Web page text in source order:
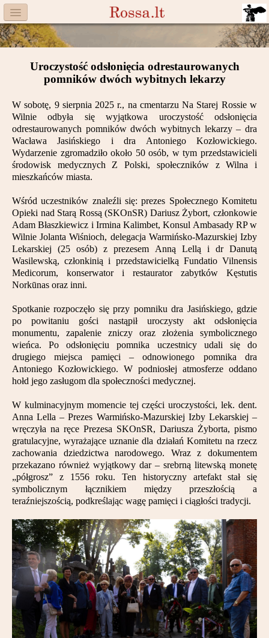
Menu
Facebook
Komitet
Aktualności
Książka
Moneta
Cegiełki
Rossa
Trasy
Darczyńcy
Partnerzy
Uroczystość odsłonięcia odrestaurowanych
pomników dwóch wybitnych lekarzy
W sobotę, 9 sierpnia 2025 r., na cmentarzu Na Starej Rossie w
Wilnie odbyła się wyjątkowa uroczystość odsłonięcia
odrestaurowanych pomników dwóch wybitnych lekarzy – dra
Wacława Jasińskiego i dra Antoniego Kozłowickiego.
Wydarzenie zgromadziło około 50 osób, w tym przedstawicieli
środowisk medycznych Z Polski, społeczników z Wilna i
mieszkańców miasta.
Wśród uczestników znaleźli się: prezes Społecznego Komitetu
Opieki nad Starą Rossą (SKOnSR) Dariusz Żybort, członkowie
Adam Błaszkiewicz i Irmina Kalimbet, Konsul Ambasady RP w
Wilnie Jolanta Wiśnioch, delegacja Warmińsko-Mazurskiej Izby
Lekarskiej (25 osób) z prezesem Anną Lellą i dr Danutą
Wasilewską, członkinią i przedstawicielką Fundatio Vilnensis
Medicorum, konserwator i restaurator zabytków Kęstutis
Norkūnas oraz inni.
Spotkanie rozpoczęło się przy pomniku dra Jasińskiego, gdzie
po powitaniu gości nastąpił uroczysty akt odsłonięcia
monumentu, zapalenie zniczy oraz złożenia symbolicznego
wieńca. Po odsłonięciu pomnika uczestnicy udali się do
drugiego miejsca pamięci – odnowionego pomnika dra
Antoniego Kozłowickiego. W podniosłej atmosferze oddano
hołd jego zasługom dla społeczności medycznej.
W kulminacyjnym momencie tej części uroczystości, lek. dent.
Anna Lella – Prezes Warmińsko-Mazurskiej Izby Lekarskiej –
wręczyła na ręce Prezesa SKOnSR, Dariusza Żyborta, pismo
gratulacyjne, wyrażające uznanie dla działań Komitetu na rzecz
zachowania dziedzictwa narodowego. Wraz z dokumentem
przekazano również wyjątkowy dar – srebrną litewską monetę
„półgrosz” z 1556 roku. Ten historyczny artefakt stał się
symbolicznym łącznikiem między przeszłością a
teraźniejszością, podkreślając wagę pamięci i ciągłości tradycji.